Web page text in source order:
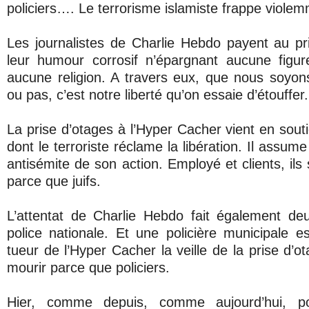
policiers…. Le terrorisme islamiste frappe
Les journalistes de Charlie Hebdo payent au
leur humour corrosif n’épargnant aucune
aucune religion. A travers eux, que nous
ou pas, c’est notre liberté qu’on essaie d’étouffer.
La prise d’otages à l’Hyper Cacher vient en
dont le terroriste réclame la libération. Il
antisémite de son action. Employé et clients,
parce que juifs.
L’attentat de Charlie Hebdo fait également
police nationale. Et une policière municipale
tueur de l’Hyper Cacher la veille de la prise
mourir parce que policiers.
Hier, comme depuis, comme aujourd’hui,